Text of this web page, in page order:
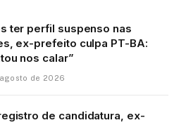
ter perfil suspenso nas
ex-prefeito culpa PT-BA:
nos calar”
de 2026
de candidatura, ex-